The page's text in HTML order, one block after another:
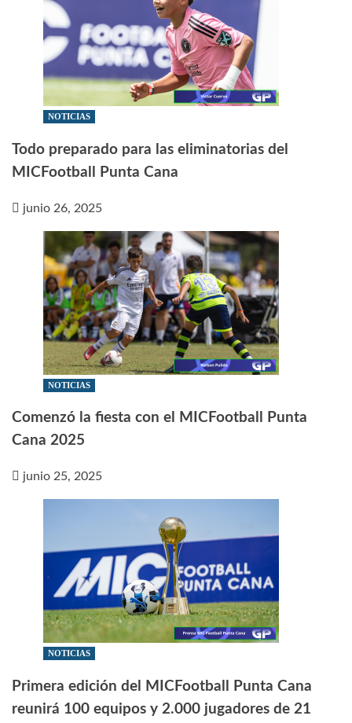
NOTICIAS
Todo preparado para las eliminatorias del
MICFootball Punta Cana
junio 26, 2025
NOTICIAS
Comenzó la fiesta con el MICFootball Punta
Cana 2025
junio 25, 2025
NOTICIAS
Primera edición del MICFootball Punta Cana
reunirá 100 equipos y 2.000 jugadores de 21